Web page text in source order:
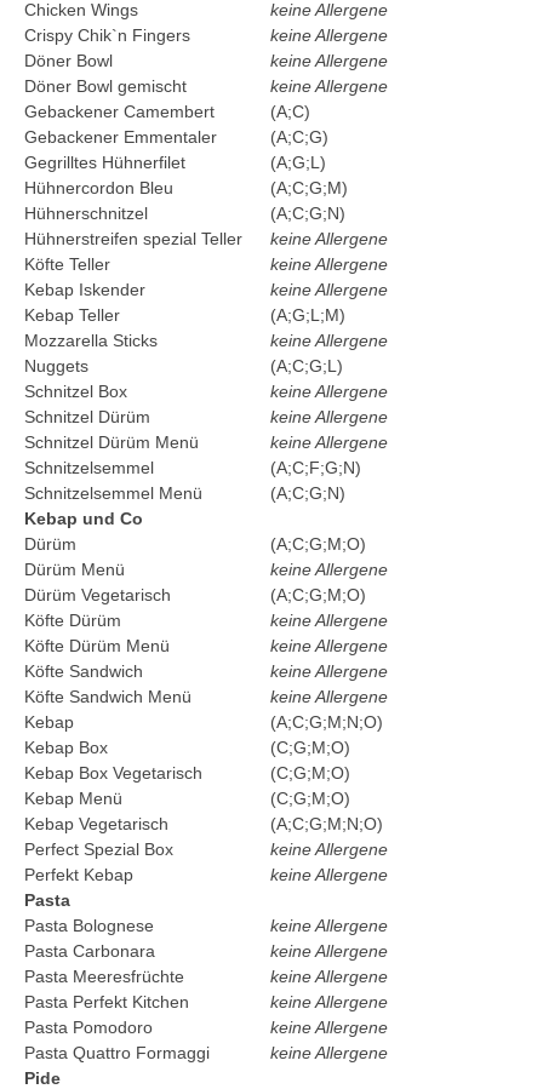
Chicken Wings
keine Allergene
Crispy Chik`n Fingers
keine Allergene
Döner Bowl
keine Allergene
Döner Bowl gemischt
keine Allergene
Gebackener Camembert
(A;C)
Gebackener Emmentaler
(A;C;G)
Gegrilltes Hühnerfilet
(A;G;L)
Hühnercordon Bleu
(A;C;G;M)
Hühnerschnitzel
(A;C;G;N)
Hühnerstreifen spezial Teller
keine Allergene
Köfte Teller
keine Allergene
Kebap Iskender
keine Allergene
Kebap Teller
(A;G;L;M)
Mozzarella Sticks
keine Allergene
Nuggets
(A;C;G;L)
Schnitzel Box
keine Allergene
Schnitzel Dürüm
keine Allergene
Schnitzel Dürüm Menü
keine Allergene
Schnitzelsemmel
(A;C;F;G;N)
Schnitzelsemmel Menü
(A;C;G;N)
Kebap und Co
Dürüm
(A;C;G;M;O)
Dürüm Menü
keine Allergene
Dürüm Vegetarisch
(A;C;G;M;O)
Köfte Dürüm
keine Allergene
Köfte Dürüm Menü
keine Allergene
Köfte Sandwich
keine Allergene
Köfte Sandwich Menü
keine Allergene
Kebap
(A;C;G;M;N;O)
Kebap Box
(C;G;M;O)
Kebap Box Vegetarisch
(C;G;M;O)
Kebap Menü
(C;G;M;O)
Kebap Vegetarisch
(A;C;G;M;N;O)
Perfect Spezial Box
keine Allergene
Perfekt Kebap
keine Allergene
Pasta
Pasta Bolognese
keine Allergene
Pasta Carbonara
keine Allergene
Pasta Meeresfrüchte
keine Allergene
Pasta Perfekt Kitchen
keine Allergene
Pasta Pomodoro
keine Allergene
Pasta Quattro Formaggi
keine Allergene
Pide